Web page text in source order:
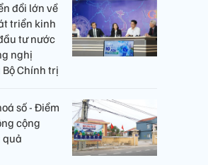
đổi lớn về
triển kinh
tư nước
nghị
Chính trị
số - Điểm
cộng
quả